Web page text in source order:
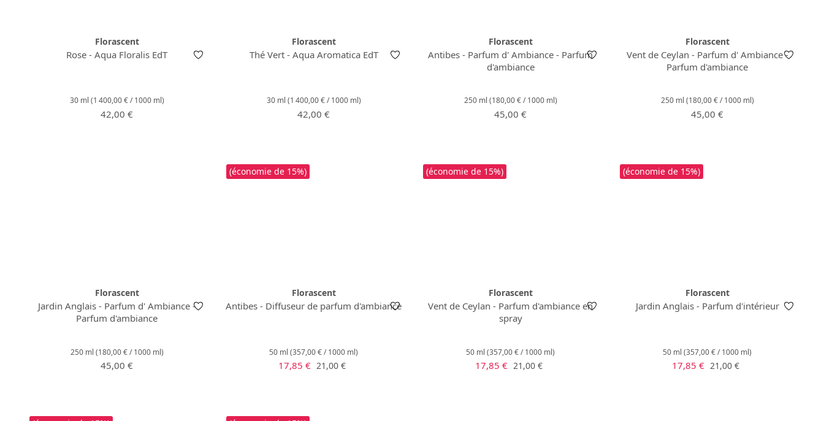
Florascent
Rose - Aqua Floralis EdT
30 ml (1 400,00 € / 1000 ml)
Prix régulier :
42,00 €
Florascent
Thé Vert - Aqua Aromatica EdT
30 ml (1 400,00 € / 1000 ml)
Prix régulier :
42,00 €
Florascent
Antibes - Parfum d' Ambiance - Parfum
d'ambiance
250 ml (180,00 € / 1000 ml)
Prix régulier :
45,00 €
Florascent
Vent de Ceylan - Parfum d' Ambiance -
Parfum d'ambiance
250 ml (180,00 € / 1000 ml)
Prix régulier :
45,00 €
Florascent
Jardin Anglais - Parfum d' Ambiance -
Parfum d'ambiance
250 ml (180,00 € / 1000 ml)
Prix régulier :
45,00 €
(économie de 15%)
Florascent
Antibes - Diffuseur de parfum d'ambiance
50 ml (357,00 € / 1000 ml)
Prix de vente :
17,85 € Prix régulier :
21,00 €
(économie de 15%)
Florascent
Vent de Ceylan - Parfum d'ambiance en
spray
50 ml (357,00 € / 1000 ml)
Prix de vente :
17,85 € Prix régulier :
21,00 €
(économie de 15%)
Florascent
Jardin Anglais - Parfum d'intérieur
50 ml (357,00 € / 1000 ml)
Prix de vente :
17,85 € Prix régulier :
21,00 €